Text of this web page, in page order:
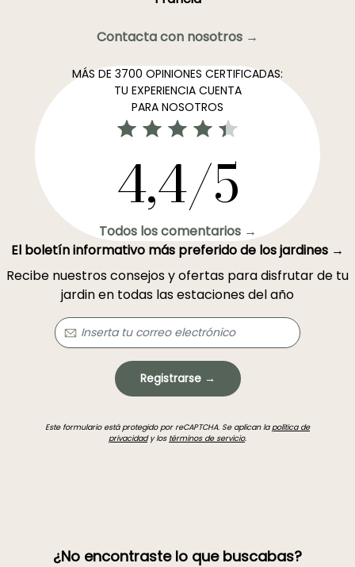
Contacta con nosotros →
MÁS DE 3700 OPINIONES CERTIFICADAS:
TU EXPERIENCIA CUENTA
PARA NOSOTROS
4,4/5
Todos los comentarios →
El boletín informativo más preferido de los jardines →
Recibe nuestros consejos y ofertas para disfrutar de tu
jardin en todas las estaciones del año
Registrarse →
Este formulario está protegido por reCAPTCHA. Se aplican lapolítica de
privacidady los términos de servicio.
¿No encontraste lo que buscabas?